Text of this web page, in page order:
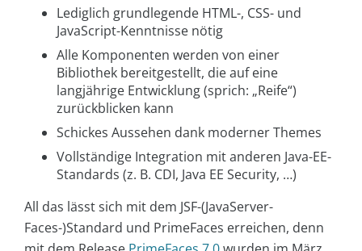
Lediglich grundlegende HTML-, CSS- und
JavaScript-Kenntnisse nötig
Alle Komponenten werden von einer
Bibliothek bereitgestellt, die auf eine
langjährige Entwicklung (sprich: „Reife“)
zurückblicken kann
Schickes Aussehen dank moderner Themes
Vollständige Integration mit anderen Java-EE-
Standards (z. B. CDI, Java EE Security, …)
All das lässt sich mit dem JSF-(JavaServer-
Faces-)Standard und PrimeFaces erreichen, denn